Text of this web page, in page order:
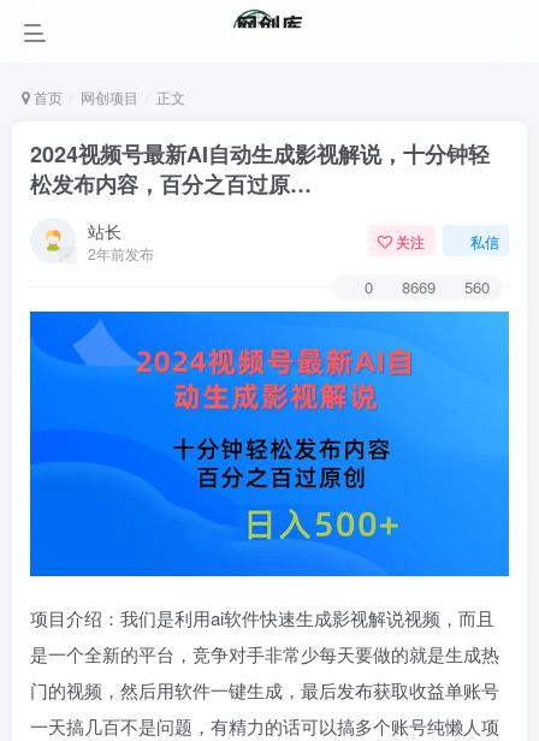
首页 网创项目 正文
2024视频号最新AI自动生成影视解说，十分钟轻
松发布内容，百分之百过原…
站长
2年前发布
关注 私信
0 8669 560
项目介绍：我们是利用ai软件快速生成影视解说视频，而且
是一个全新的平台，竞争对手非常少每天要做的就是生成热
门的视频，然后用软件一键生成，最后发布获取收益单账号
一天搞几百不是问题，有精力的话可以搞多个账号纯懒人项